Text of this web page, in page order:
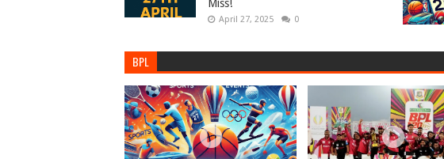
Miss!
April 27, 2025 0
BPL